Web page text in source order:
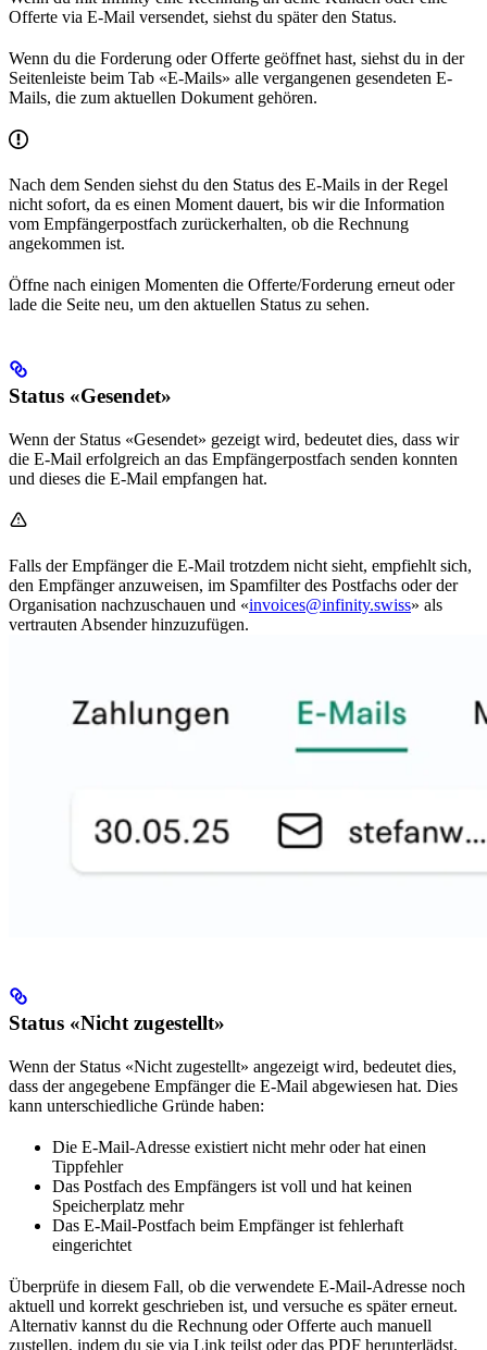
Offerte via E-Mail versendet, siehst du später den Status.
Wenn du die Forderung oder Offerte geöffnet hast, siehst du in der
Seitenleiste beim Tab «E-Mails» alle vergangenen gesendeten E-
Mails, die zum aktuellen Dokument gehören.
Nach dem Senden siehst du den Status des E-Mails in der Regel
nicht sofort, da es einen Moment dauert, bis wir die Information
vom Empfängerpostfach zurückerhalten, ob die Rechnung
angekommen ist.
Öffne nach einigen Momenten die Offerte/Forderung erneut oder
lade die Seite neu, um den aktuellen Status zu sehen.
Status «Gesendet»
Wenn der Status «Gesendet» gezeigt wird, bedeutet dies, dass wir
die E-Mail erfolgreich an das Empfängerpostfach senden konnten
und dieses die E-Mail empfangen hat.
Falls der Empfänger die E-Mail trotzdem nicht sieht, empfiehlt sich,
den Empfänger anzuweisen, im Spamfilter des Postfachs oder der
Organisation nachzuschauen und «invoices@infinity.swiss» als
vertrauten Absender hinzuzufügen.
Status «Nicht zugestellt»
Wenn der Status «Nicht zugestellt» angezeigt wird, bedeutet dies,
dass der angegebene Empfänger die E-Mail abgewiesen hat. Dies
kann unterschiedliche Gründe haben:
Die E-Mail-Adresse existiert nicht mehr oder hat einen
Tippfehler
Das Postfach des Empfängers ist voll und hat keinen
Speicherplatz mehr
Das E-Mail-Postfach beim Empfänger ist fehlerhaft
eingerichtet
Überprüfe in diesem Fall, ob die verwendete E-Mail-Adresse noch
aktuell und korrekt geschrieben ist, und versuche es später erneut.
Alternativ kannst du die Rechnung oder Offerte auch manuell
zustellen, indem du sie via Link teilst oder das PDF herunterlädst.